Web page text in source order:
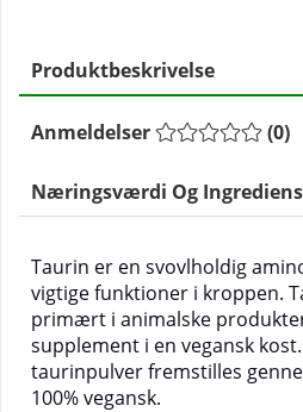
Produktbeskrivelse
Anmeldelser (0)
Næringsværdi Og
Taurin er en svovlholdig
vigtige funktioner i kroppen.
primært i animalske
supplement i en vegansk
taurinpulver fremstilles
100% vegansk.